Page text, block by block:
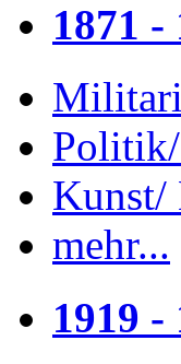
1871 -
Kunst/
mehr...
1919 -